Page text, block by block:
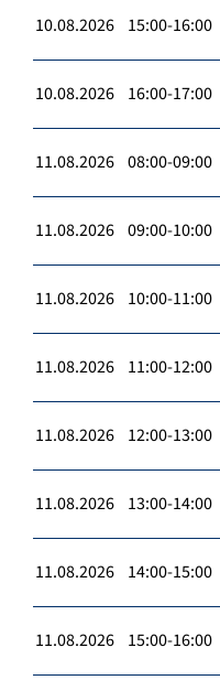
10.08.2026 15:00-16:00
10.08.2026 16:00-17:00
11.08.2026 08:00-09:00
11.08.2026 09:00-10:00
11.08.2026 10:00-11:00
11.08.2026 11:00-12:00
11.08.2026 12:00-13:00
11.08.2026 13:00-14:00
11.08.2026 14:00-15:00
11.08.2026 15:00-16:00